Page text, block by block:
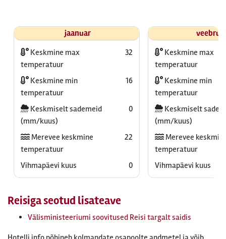
jaanuar
Keskmine max
temperatuur
32
Keskmine min
temperatuur
16
Keskmiselt sademeid
(mm/kuus)
0
Merevee keskmine
temperatuur
22
Vihmapäevi kuus 0
Keskmine max
temperatuur
Keskmine min
temperatuur
Keskmiselt
(mm/kuus)
Merevee
temperatuur
Vihmapäevi kuus
Reisiga seotud lisateave
Välisministeeriumi soovitused Reisi targalt saidis